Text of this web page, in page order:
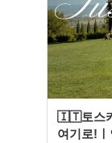
🇮🇹토스
여기로!